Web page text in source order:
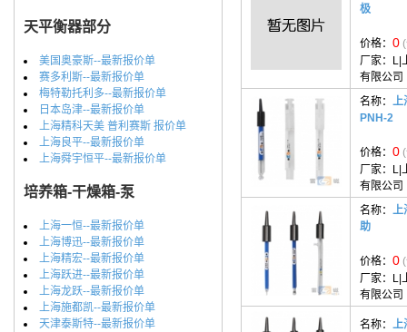
天平衡器部分
美国奥豪斯--最新报价单
赛多利斯--最新报价单
梅特勒托利多--最新报价单
日本岛津--最新报价单
上海精科天美 普利赛斯 报价单
上海良平--最新报价单
上海舜宇恒平--最新报价单
培养箱-干燥箱-泵
上海一恒--最新报价单
上海博迅--最新报价单
上海精宏--最新报价单
上海跃进--最新报价单
上海龙跃--最新报价单
上海施都凯--最新报价单
天津泰斯特--最新报价单
极
价格： 0
厂家： L|
有限公司
名称： 上
PNH-2
价格： 0
厂家： L|
有限公司
名称： 上
助
价格： 0
厂家： L|
有限公司
名称： 上